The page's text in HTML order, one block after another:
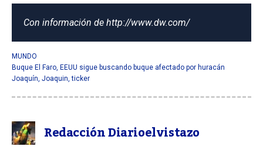
Con información de http://www.dw.com/
MUNDO
Buque El Faro, EEUU sigue buscando buque afectado por huracán
Joaquín, Joaquin,ticker
Redacción Diarioelvistazo